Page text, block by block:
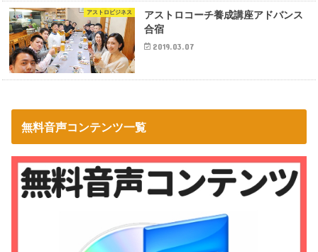
アストロビジネス
アストロコーチ養成講座アドバンス
合宿
2019.03.07
無料音声コンテンツ一覧